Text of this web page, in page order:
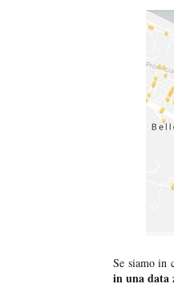
Se siamo in
in una data